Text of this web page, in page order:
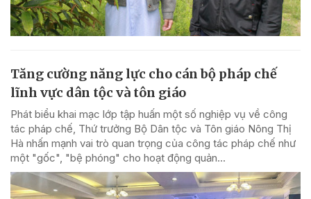
Tăng cường năng lực cho cán bộ pháp chế
lĩnh vực dân tộc và tôn giáo
Phát biểu khai mạc lớp tập huấn một số nghiệp vụ về công
tác pháp chế, Thứ trưởng Bộ Dân tộc và Tôn giáo Nông Thị
Hà nhấn mạnh vai trò quan trọng của công tác pháp chế như
một "gốc", "bệ phóng" cho hoạt động quản...